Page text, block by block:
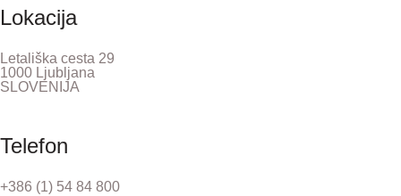
Lokacija
Letališka cesta 29
1000 Ljubljana
SLOVENIJA
Telefon
+386 (1) 54 84 800